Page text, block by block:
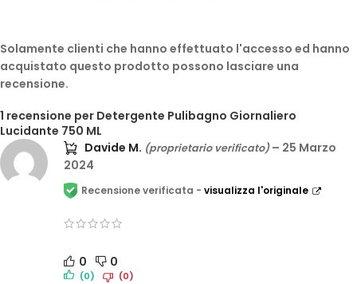
1 recensione per Detergente Pulibagno Giornaliero
Lucidante 750 ML
Davide M. (proprietario verificato) – 25 Marzo
2024
Recensione verificata - visualizza l'originale
0 0
(0) (0)
Solamente clienti che hanno effettuato l'accesso ed hanno
acquistato questo prodotto possono lasciare una
recensione.